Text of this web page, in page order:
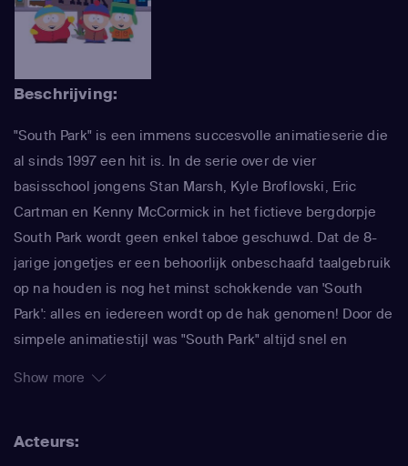
Beschrijving:
"South Park" is een immens succesvolle animatieserie die
al sinds 1997 een hit is. In de serie over de vier
basisschool jongens Stan Marsh, Kyle Broflovski, Eric
Cartman en Kenny McCormick in het fictieve bergdorpje
South Park wordt geen enkel taboe geschuwd. Dat de 8-
jarige jongetjes er een behoorlijk onbeschaafd taalgebruik
op na houden is nog het minst schokkende van 'South
Park': alles en iedereen wordt op de hak genomen! Door de
simpele animatiestijl was "South Park" altijd snel en
afgewisseld door absurde verhaallijnen over gigantische
Show more
Acteurs: